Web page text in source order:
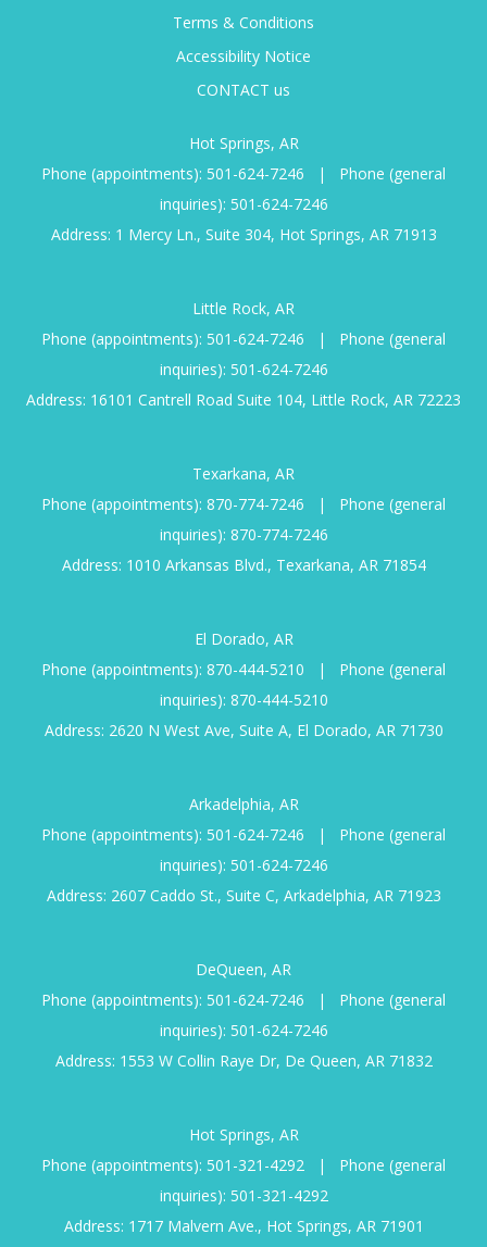
Terms & Conditions
Accessibility Notice
CONTACT us
Hot Springs, AR
Phone (appointments): 501-624-7246 |
Phone (general
inquiries): 501-624-7246
Address: 1 Mercy Ln., Suite 304, Hot Springs, AR 71913
Little Rock, AR
Phone (appointments): 501-624-7246 |
Phone (general
inquiries): 501-624-7246
Address: 16101 Cantrell Road Suite 104, Little Rock, AR 72223
Texarkana, AR
Phone (appointments): 870-774-7246 |
Phone (general
inquiries): 870-774-7246
Address: 1010 Arkansas Blvd., Texarkana, AR 71854
El Dorado, AR
Phone (appointments): 870-444-5210 |
Phone (general
inquiries): 870-444-5210
Address: 2620 N West Ave, Suite A, El Dorado, AR 71730
Arkadelphia, AR
Phone (appointments): 501-624-7246 |
Phone (general
inquiries): 501-624-7246
Address: 2607 Caddo St., Suite C, Arkadelphia, AR 71923
DeQueen, AR
Phone (appointments): 501-624-7246 |
Phone (general
inquiries): 501-624-7246
Address: 1553 W Collin Raye Dr, De Queen, AR 71832
Hot Springs, AR
Phone (appointments): 501-321-4292 |
Phone (general
inquiries): 501-321-4292
Address: 1717 Malvern Ave., Hot Springs, AR 71901